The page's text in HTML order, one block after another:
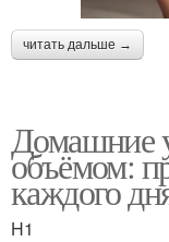
читать дальше →
Домашние
объёмом:
каждого
H1